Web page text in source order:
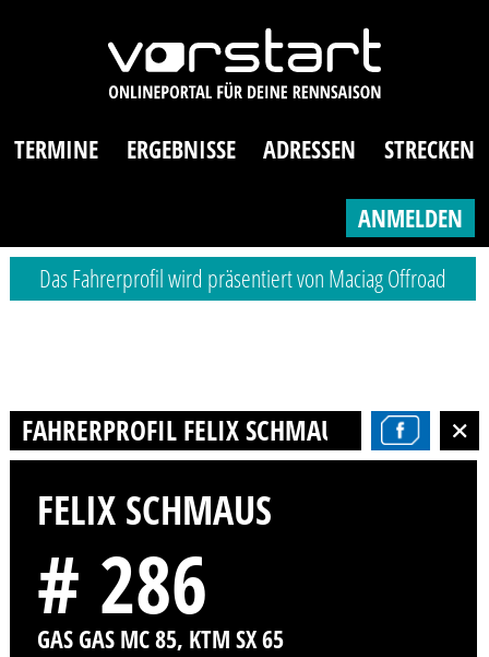
TERMINE ERGEBNISSE ADRESSEN STRECKEN
ANMELDEN
Das Fahrerprofil wird präsentiert von Maciag Offroad
FAHRERPROFIL FELIX SCHMAUS
FELIX SCHMAUS
# 286
GAS GAS MC 85, KTM SX 65